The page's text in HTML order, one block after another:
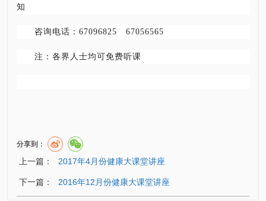
知
咨询电话：67096825 67056565
注：各界人士均可免费听课
分享到：
上一篇： 2017年4月份健康大课堂讲座
下一篇： 2016年12月份健康大课堂讲座